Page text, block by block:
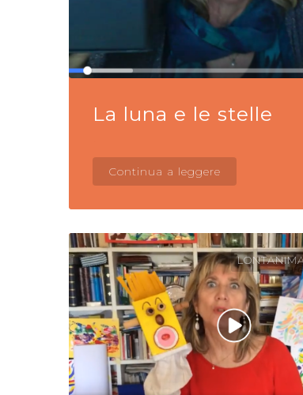
La luna e le stelle
Continua a leggere